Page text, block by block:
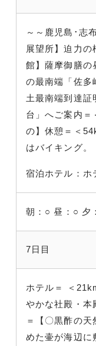
～～鹿児島･志
展望所】迫力
館】薩摩御膳の
の最南端「佐多
土最南端到達証
台」へご案内＝
の】休憩＝＜
はバイキング。
宿泊ホテル：ホ
朝：○ 昼：○ 夕
7日目
ホテル＝ ＜
やかな社殿・本
＝【〇黒酢の
めた壷が海辺に